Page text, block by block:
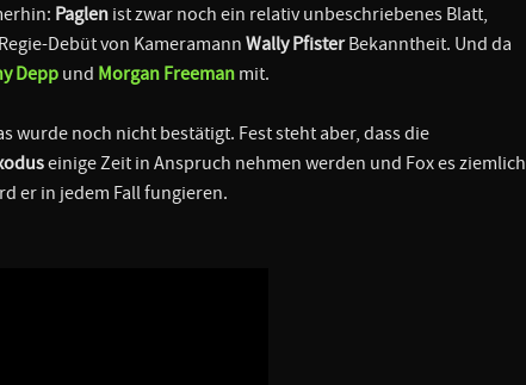
Paglen ist zwar noch ein relativ unbeschriebenes Blatt,
Debüt von Kameramann Wally PfisterBekanntheit. Und da
Deppund Morgan Freeman mit.
wurde noch nicht bestätigt. Fest steht aber, dass die
einige Zeit in Anspruch nehmen werden und Fox es ziemlich
er in jedem Fall fungieren.